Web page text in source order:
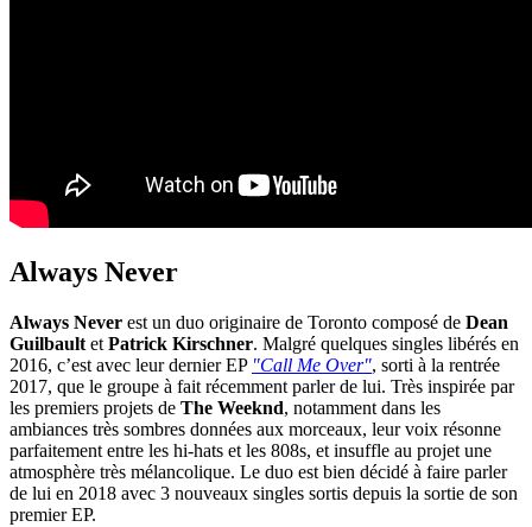
Always Never
Always Never est un duo originaire de Toronto composé de Dean
Guilbault et Patrick Kirschner. Malgré quelques singles libérés en
2016, c’est avec leur dernier EP "Call Me Over", sorti à la rentrée
2017, que le groupe à fait récemment parler de lui. Très inspirée par
les premiers projets de The Weeknd, notamment dans les
ambiances très sombres données aux morceaux, leur voix résonne
parfaitement entre les hi-hats et les 808s, et insuffle au projet une
atmosphère très mélancolique. Le duo est bien décidé à faire parler
de lui en 2018 avec 3 nouveaux singles sortis depuis la sortie de son
premier EP.